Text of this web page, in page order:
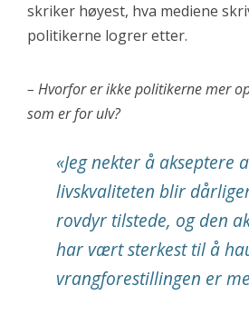
skriker høyest, hva mediene
politikerne logrer etter.
– Hvorfor er ikke politikerne mer
som er for ulv?
«Jeg nekter å akseptere
livskvaliteten blir
rovdyr tilstede, og den
har vært sterkest til å
vrangforestillingen er